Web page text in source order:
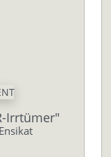
Irrtümer"